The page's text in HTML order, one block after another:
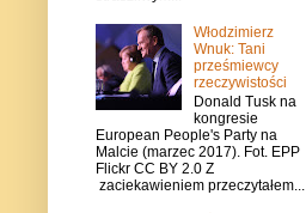
Włodzimierz
Wnuk: Tani
prześmiewcy
rzeczywistości
Donald Tusk na
kongresie
European People's Party na
Malcie (marzec 2017). Fot. EPP
Flickr CC BY 2.0 Z
zaciekawieniem przeczytałem...